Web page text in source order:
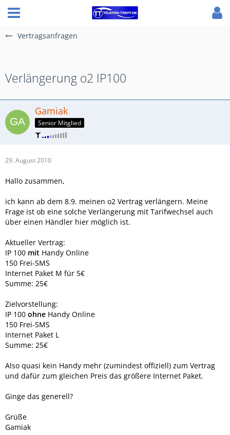
Vertragsanfragen
Verlängerung o2 IP100
Gamiak
Senior Mitglied
29. August 2010
Hallo zusammen,
ich kann ab dem 8.9. meinen o2 Vertrag verlängern. Meine
Frage ist ob eine solche Verlängerung mit Tarifwechsel auch
über einen Händler hier möglich ist.
Aktueller Vertrag:
IP 100 mit Handy Online
150 Frei-SMS
Internet Paket M für 5€
Summe: 25€
Zielvorstellung:
IP 100 ohne Handy Online
150 Frei-SMS
Internet Paket L
Summe: 25€
Also quasi kein Handy mehr (zumindest offiziell) zum Vertrag
und dafür zum gleichen Preis das größere Internet Paket.
Ginge das generell?
Grüße
Gamiak